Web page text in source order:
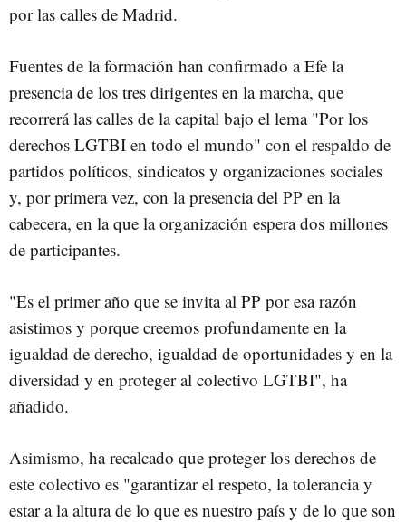
por las calles de Madrid.
Fuentes de la formación han confirmado a Efe la
presencia de los tres dirigentes en la marcha, que
recorrerá las calles de la capital bajo el lema "Por los
derechos LGTBI en todo el mundo" con el respaldo de
partidos políticos, sindicatos y organizaciones sociales
y, por primera vez, con la presencia del PP en la
cabecera, en la que la organización espera dos millones
de participantes.
"Es el primer año que se invita al PP por esa razón
asistimos y porque creemos profundamente en la
igualdad de derecho, igualdad de oportunidades y en la
diversidad y en proteger al colectivo LGTBI", ha
añadido.
Asimismo, ha recalcado que proteger los derechos de
este colectivo es "garantizar el respeto, la tolerancia y
estar a la altura de lo que es nuestro país y de lo que son